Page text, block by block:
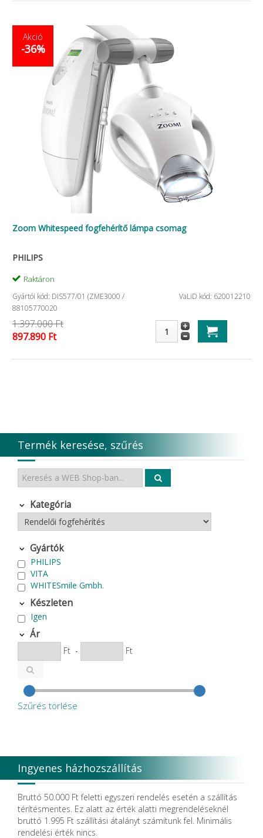
Akció
-36%
Zoom Whitespeed fogfehérítő lámpa csomag
PHILIPS
Raktáron
Gyártói kód: DIS577/01 (ZME3000 /
88105770020
VaLiD kód: 620012210
1.397.000 Ft
897.890 Ft
Termék keresése, szűrés
Kategória
Gyártók
PHILIPS
VITA
WHITESmile Gmbh.
Készleten
Igen
Ár
Ft - Ft
Szűrés törlése
Ingyenes házhozszállítás
Bruttó 50.000 Ft feletti egyszeri rendelés esetén a szállítás
térítésmentes. Ez alatt az érték alatti megrendeléseknél
bruttó 1.995 Ft szállítási átalányt számítunk fel. Minimális
rendelési érték nincs.